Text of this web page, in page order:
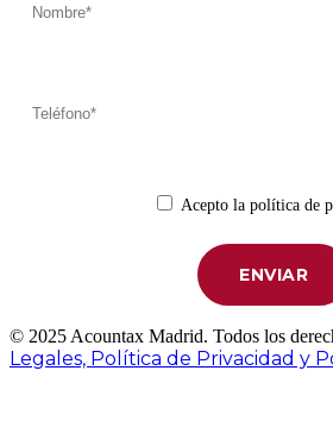
Acepto la política de
© 2025 Acountax Madrid. Todos los
Legales, Política de Privacidad y